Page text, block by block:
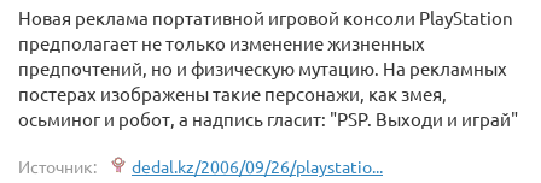
Новая реклама портативной игровой консоли PlayStation
предполагает не только изменение жизненных
предпочтений, но и физическую мутацию. На рекламных
постерах изображены такие персонажи, как змея,
осьминог и робот, а надпись гласит: "PSP. Выходи и играй"
Источник: dedal.kz/2006/09/26/playstatio...